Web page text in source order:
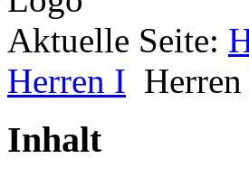
Aktuelle Seite:
Herren I
Inhalt